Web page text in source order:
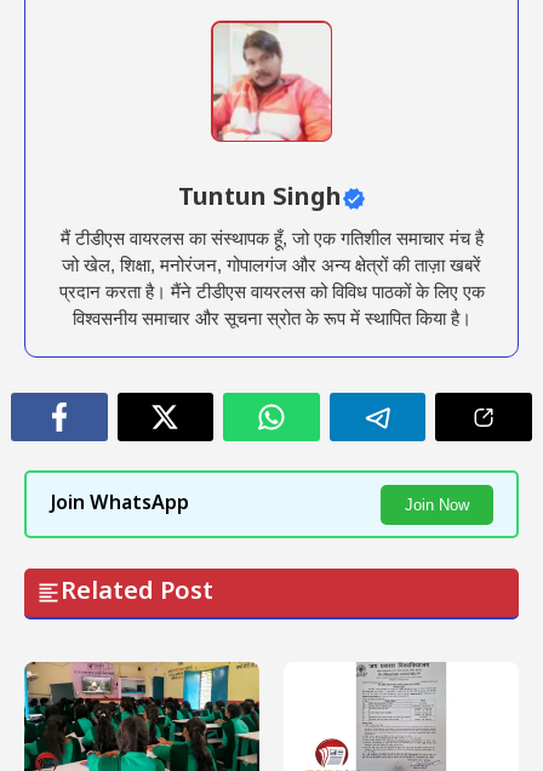
Tuntun Singh
मैं टीडीएस वायरलस का संस्थापक हूँ, जो एक गतिशील समाचार मंच है
जो खेल, शिक्षा, मनोरंजन, गोपालगंज और अन्य क्षेत्रों की ताज़ा खबरें
प्रदान करता है। मैंने टीडीएस वायरलस को विविध पाठकों के लिए एक
विश्वसनीय समाचार और सूचना स्रोत के रूप में स्थापित किया है।
Join WhatsApp Join Now
Related Post